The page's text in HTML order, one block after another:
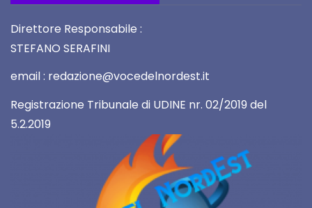
Direttore Responsabile :
STEFANO SERAFINI
email : redazione@vocedelnordest.it
Registrazione Tribunale di UDINE nr. 02/2019 del
5.2.2019